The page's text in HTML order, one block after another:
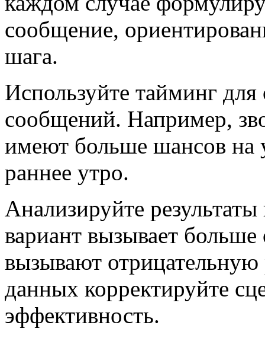
сообщение,
шага.
Используйте тайминг
сообщений. Например,
имеют больше шансов на
раннее утро.
Анализируйте
вариант вызывает
вызывают
данных корректируйте
эффективность.